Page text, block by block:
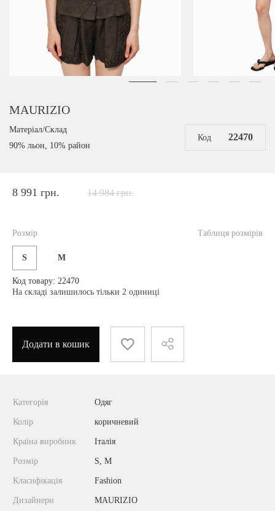
MAURIZIO
Матеріал/Склад
90% льон, 10% район
Код 22470
8 991 грн. 14 984 грн.
Таблиця розмірів
Розмір
S M
Код товару: 22470
На складі залишилось тільки 2 одиниці
Додати в кошик
Категорія Одяг
Колір коричневий
Країна виробник Італія
Розмір S, M
Класифікація Fashion
Дизайнери MAURIZIO